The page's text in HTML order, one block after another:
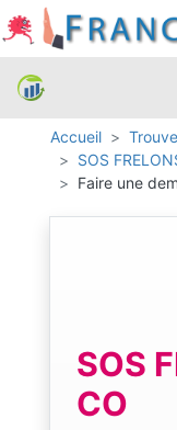
Accueil
SOS
Faire une
SOS
CO